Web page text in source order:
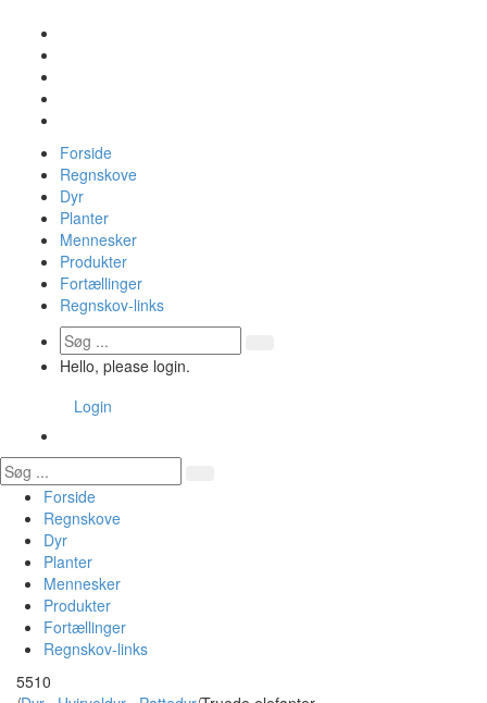
Forside
Regnskove
Dyr
Planter
Mennesker
Produkter
Fortællinger
Regnskov-links
Hello, please login.
Login
Forside
Regnskove
Dyr
Planter
Mennesker
Produkter
Fortællinger
Regnskov-links
5510